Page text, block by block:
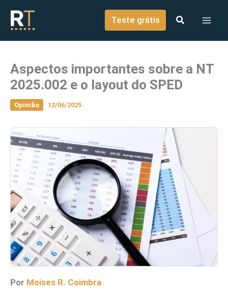
conteúdo
Teste grátis
Aspectos importantes sobre a NT
2025.002 e o layout do SPED
Opinião 12/06/2025
Por Moises R. Coimbra